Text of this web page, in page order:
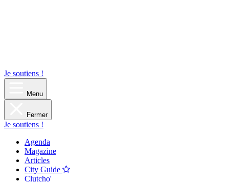
Je soutiens !
Menu
Fermer
Je soutiens !
Agenda
Magazine
Articles
City Guide
Clutcho'